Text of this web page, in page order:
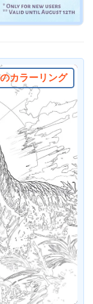
カラーリング